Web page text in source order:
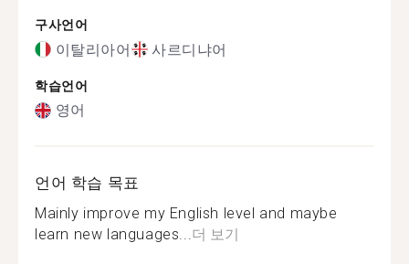
구사언어
이탈리아어 사르디냐어
학습언어
영어
언어 학습 목표
Mainly improve my English level and maybe
learn new languages...더 보기